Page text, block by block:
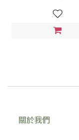
關於我們